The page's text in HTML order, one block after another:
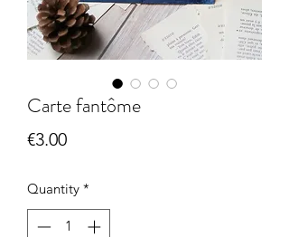
Carte fantôme
€3.00Price
Quantity *